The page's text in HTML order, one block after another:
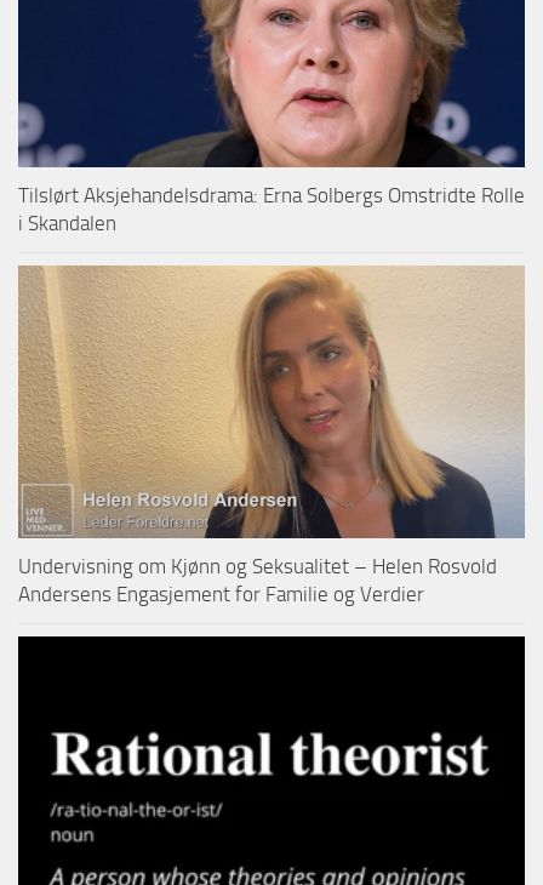
Tilslørt Aksjehandelsdrama: Erna Solbergs Omstridte Rolle
i Skandalen
Undervisning om Kjønn og Seksualitet – Helen Rosvold
Andersens Engasjement for Familie og Verdier